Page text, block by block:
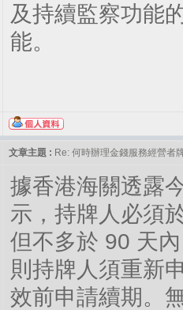
及持續監察功能
能。
文章主題 : Re: 何時辦理金錢服務經營者
據香港海關透露
示，持牌人必須
但不多於 90 天
則持牌人須重新
效前申請續期。